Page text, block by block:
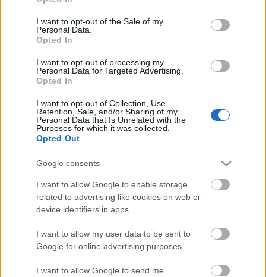
use your data for below specified purposes in below Google
consent section.
I want to opt-out of the Sale of my
Personal Data.
Opted In
I want to opt-out of processing my
Personal Data for Targeted Advertising.
Opted In
I want to opt-out of Collection, Use,
Retention, Sale, and/or Sharing of my
Personal Data that Is Unrelated with the
Purposes for which it was collected.
Opted Out
Google consents
I want to allow Google to enable storage
related to advertising like cookies on web or
device identifiers in apps.
I want to allow my user data to be sent to
Google for online advertising purposes.
I want to allow Google to send me
kereszténységét, ahogy Domingo, a makrancos Kata
úgy villogtatja a szemét, ahogy Liz Taylor. Jobban
szeretem a Metropolitan régi Toscáját a mainál, más
is így van vele, mert mindjárt jön a holnapi Tosca,
Zeffirellié meg évtizedekig volt műsoron. Hiába
minden józanság meg kiábrándultság, mégis azt
érzem, hogy jobban formált Zeffirelli, mint a nála
sokkal jelentősebb rendezők. Ha elégedett volnék
magammal, azt mondanám, hogy köszönöm.